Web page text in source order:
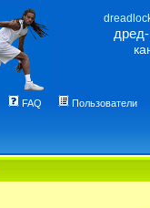
FAQ Пользователи